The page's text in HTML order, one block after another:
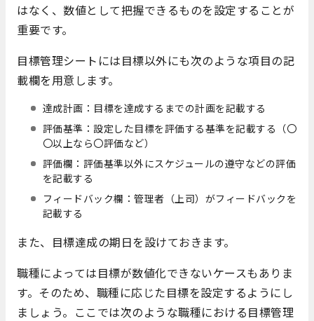
はなく、数値として把握できるものを設定することが
重要です。
目標管理シートには目標以外にも次のような項目の記
載欄を用意します。
達成計画：目標を達成するまでの計画を記載する
評価基準：設定した目標を評価する基準を記載する（〇
〇以上なら〇評価など）
評価欄：評価基準以外にスケジュールの遵守などの評価
を記載する
フィードバック欄：管理者（上司）がフィードバックを
記載する
また、目標達成の期日を設けておきます。
職種によっては目標が数値化できないケースもありま
す。そのため、職種に応じた目標を設定するようにし
ましょう。ここでは次のような職種における目標管理